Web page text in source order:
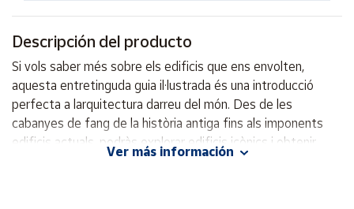
Vendedores
Mapa de
vendedores
Hazte
vendedor
Descripción del producto
Si vols saber més sobre els edificis que ens envolten,
aquesta entretinguda guia il·lustrada és una introducció
perfecta a larquitectura darreu del món. Des de les
cabanyes de fang de la història antiga fins als imponents
edificis actuals, podràs explorar edificis icònics i obtenir
més informació sobre les persones que els han creat.
Ver más información